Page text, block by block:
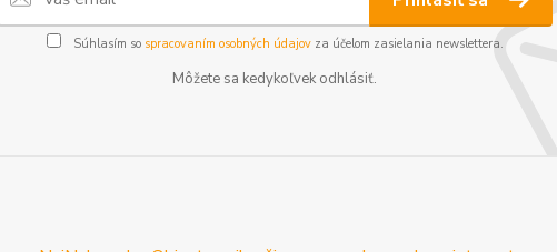
Súhlasím so spracovaním osobných údajovza účelom zasielania newslettera.
Môžete sa kedykoľvek odhlásiť.